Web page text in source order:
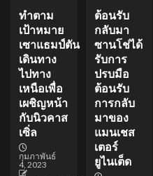
ทำตาม
เป้าหมาย
เซาแธมป์ตัน
เดินทาง
ไปทาง
เหนือเพื่อ
เผชิญหน้า
กับนิวคาส
เซิ่ล
กุมภาพันธ์
4, 2023
ต้อนรับ
กลับมา
ซานโช่ได้
รับการ
ปรบมือ
ต้อนรับ
การกลับ
มาของ
แมนเชส
เตอร์
ยูไนเต็ด